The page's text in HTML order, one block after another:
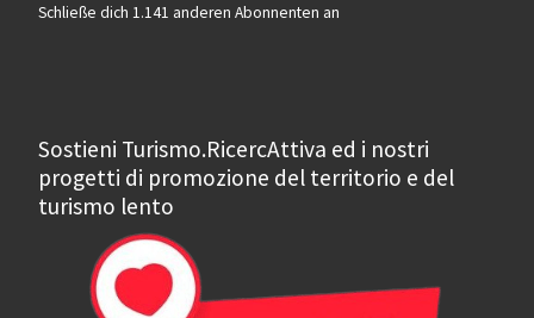
Schließe dich 1.141 anderen Abonnenten an
Sostieni Turismo.RicercAttiva ed i nostri
progetti di promozione del territorio e del
turismo lento